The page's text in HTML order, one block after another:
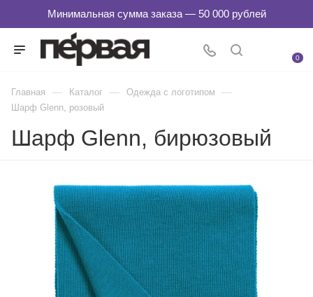
0
Главная — Каталог — Одежда с логотипом —
Шарф Glenn, розовый
Шарф Glenn, бирюзовый